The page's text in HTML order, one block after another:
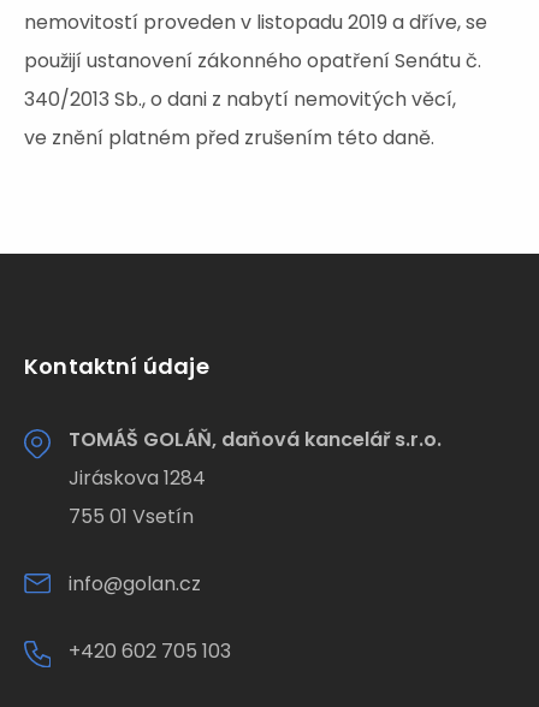
nemovitostí proveden v listopadu 2019 a dříve, se
použijí ustanovení zákonného opatření Senátu č.
340/2013 Sb., o dani z nabytí nemovitých věcí,
ve znění platném před zrušením této daně.
Kontaktní údaje
TOMÁŠ GOLÁŇ, daňová kancelář s.r.o.
Jiráskova 1284
755 01 Vsetín
info@golan.cz
+420 602 705 103